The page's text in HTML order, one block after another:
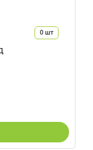
0шт